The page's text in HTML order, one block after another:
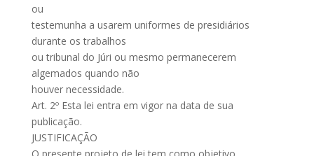
ou
testemunha a usarem uniformes de presidiários
durante os trabalhos
ou tribunal do Júri ou mesmo permanecerem
algemados quando não
houver necessidade.
Art. 2º Esta lei entra em vigor na data de sua
publicação.
JUSTIFICAÇÃO